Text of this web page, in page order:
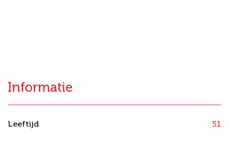
Informatie
Leeftijd 51